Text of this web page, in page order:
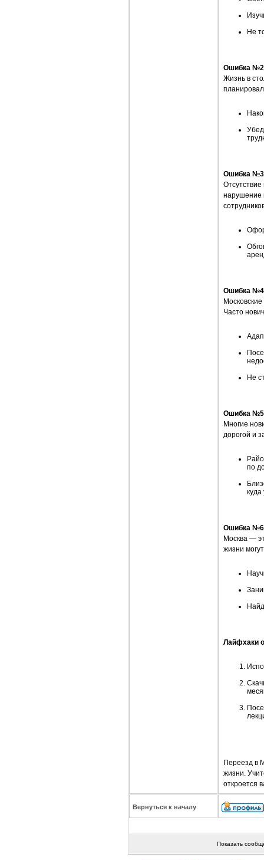
Не
Ошибка
Жизнь в
Ошибка №3:
нарушение
Ошибка №4:
Часто
Не
Ошибка №5:
Многие
дорогой и
по
куда
Ошибка №6:
Москва —
жизни
Лайфхаки
Переезд в
жизни.
откроется
Вернуться к началу
Показать